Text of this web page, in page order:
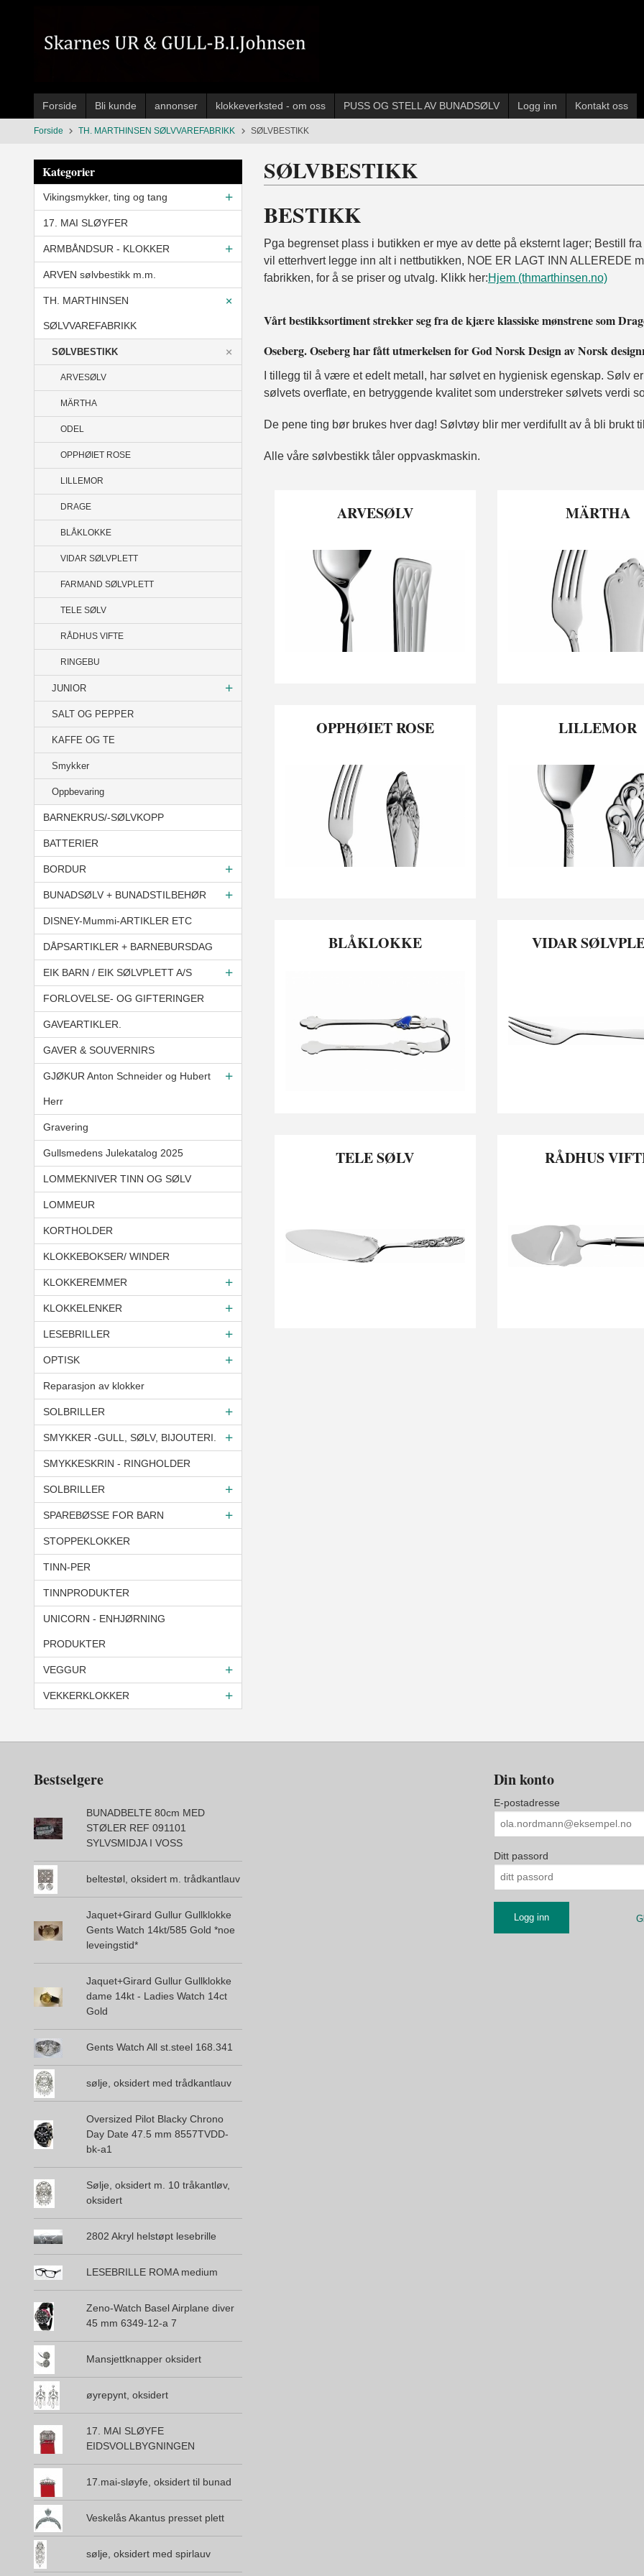
innholdet
Forside Bli kunde annonser klokkeverksted - om oss PUSS OG STELL AV BUNADSØLV Logg inn Kontakt oss
Forside TH. MARTHINSEN SØLVVAREFABRIKK SØLVBESTIKK
Kategorier
Vikingsmykker, ting og tang
17. MAI SLØYFER
ARMBÅNDSUR - KLOKKER
ARVEN sølvbestikk m.m.
TH. MARTHINSEN
SØLVVAREFABRIKK
SØLVBESTIKK
ARVESØLV
MÄRTHA
ODEL
OPPHØIET ROSE
LILLEMOR
DRAGE
BLÅKLOKKE
VIDAR SØLVPLETT
FARMAND SØLVPLETT
TELE SØLV
RÅDHUS VIFTE
RINGEBU
JUNIOR
SALT OG PEPPER
KAFFE OG TE
Smykker
Oppbevaring
BARNEKRUS/-SØLVKOPP
BATTERIER
BORDUR
BUNADSØLV + BUNADSTILBEHØR
DISNEY-Mummi-ARTIKLER ETC
DÅPSARTIKLER + BARNEBURSDAG
EIK BARN / EIK SØLVPLETT A/S
FORLOVELSE- OG GIFTERINGER
GAVEARTIKLER.
GAVER & SOUVERNIRS
GJØKUR Anton Schneider og Hubert
Herr
Gravering
Gullsmedens Julekatalog 2025
LOMMEKNIVER TINN OG SØLV
LOMMEUR
KORTHOLDER
KLOKKEBOKSER/ WINDER
KLOKKEREMMER
KLOKKELENKER
LESEBRILLER
OPTISK
Reparasjon av klokker
SOLBRILLER
SMYKKER -GULL, SØLV, BIJOUTERI.
SMYKKESKRIN - RINGHOLDER
SOLBRILLER
SPAREBØSSE FOR BARN
STOPPEKLOKKER
TINN-PER
TINNPRODUKTER
UNICORN - ENHJØRNING
PRODUKTER
VEGGUR
VEKKERKLOKKER
SØLVBESTIKK
BESTIKK
Pga begrenset plass i butikken er mye av dette på eksternt lager; Bestill
vil etterhvert legge inn alt i nettbutikken, NOE ER LAGT INN ALLEREDE
fabrikken, for å se priser og utvalg. Klikk her:Hjem (thmarthinsen.no)
Vårt bestikksortiment strekker seg fra de kjære klassiske mønstrene som
Oseberg. Oseberg har fått utmerkelsen for God Norsk Design av Norsk
I tillegg til å være et edelt metall, har sølvet en hygienisk egenskap. Sølv
sølvets overflate, en betryggende kvalitet som understreker sølvets verdi
De pene ting bør brukes hver dag! Sølvtøy blir mer verdifullt av å bli brukt
Alle våre sølvbestikk tåler oppvaskmaskin.
ARVESØLV MÄRTHA
OPPHØIET ROSE LILLEMOR
BLÅKLOKKE VIDAR
TELE SØLV RÅDHUS
Bestselgere
BUNADBELTE 80cm MED
STØLER REF 091101
SYLVSMIDJA I VOSS
beltestøl, oksidert m. trådkantlauv
Jaquet+Girard Gullur Gullklokke
Gents Watch 14kt/585 Gold *noe
leveingstid*
Jaquet+Girard Gullur Gullklokke
dame 14kt - Ladies Watch 14ct
Gold
Gents Watch All st.steel 168.341
sølje, oksidert med trådkantlauv
Oversized Pilot Blacky Chrono
Day Date 47.5 mm 8557TVDD-
bk-a1
Sølje, oksidert m. 10 tråkantløv,
oksidert
2802 Akryl helstøpt lesebrille
LESEBRILLE ROMA medium
Zeno-Watch Basel Airplane diver
45 mm 6349-12-a 7
Mansjettknapper oksidert
øyrepynt, oksidert
17. MAI SLØYFE
EIDSVOLLBYGNINGEN
17.mai-sløyfe, oksidert til bunad
Veskelås Akantus presset plett
sølje, oksidert med spirlauv
Din konto
E-postadresse
Ditt passord